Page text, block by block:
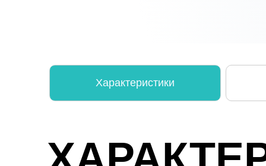
Характеристики